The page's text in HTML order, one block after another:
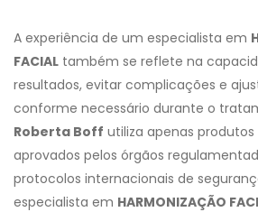
A experiência de um especialista em
FACIAL também se reflete na
resultados, evitar complicações e
conforme necessário durante o
Roberta Boff utiliza apenas
aprovados pelos órgãos
protocolos internacionais de
especialista em HARMONIZAÇÃO